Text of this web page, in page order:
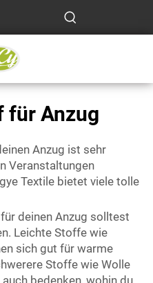
für Anzug
Anzug ist sehr
Veranstaltungen
Textile bietet viele tolle
deinen Anzug solltest
Leichte Stoffe wie
sich gut für warme
Stoffe wie Wolle
bedenken, wohin du